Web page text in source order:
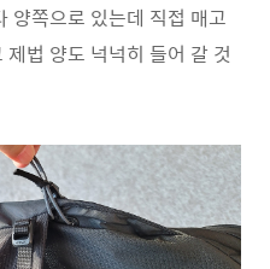
양쪽으로 있는데 직접 매고
법 양도 넉넉히 들어 갈 것